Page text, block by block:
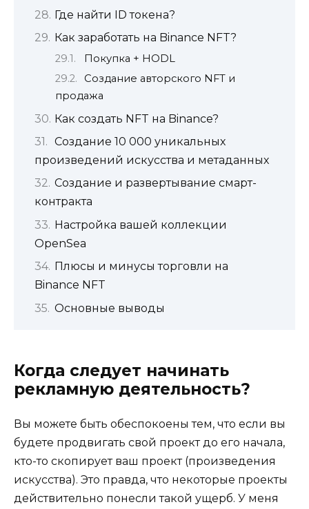
Где найти ID токена?
Как заработать на Binance NFT?
Покупка + HODL
Создание авторского NFT и
продажа
Как создать NFT на Binance?
Создание 10 000 уникальных
произведений искусства и метаданных
Создание и развертывание смарт-
контракта
Настройка вашей коллекции
OpenSea
Плюсы и минусы торговли на
Binance NFT
Основные выводы
Когда следует начинать
рекламную деятельность?
Вы можете быть обеспокоены тем, что если вы
будете продвигать свой проект до его начала,
кто-то скопирует ваш проект (произведения
искусства). Это правда, что некоторые проекты
действительно понесли такой ущерб. У меня